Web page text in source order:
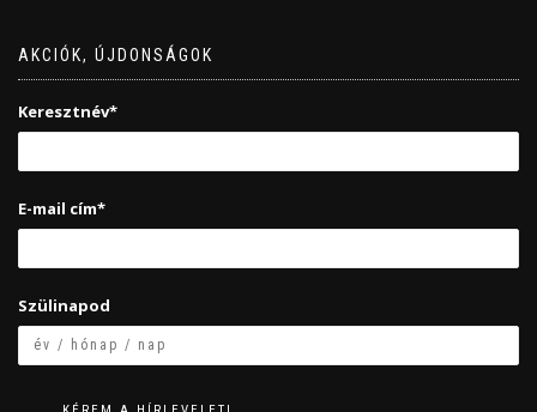
AKCIÓK, ÚJDONSÁGOK
Keresztnév*
E-mail cím*
Szülinapod